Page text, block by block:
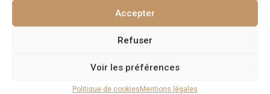
Accepter
Refuser
Voir les préférences
Politique de cookies Mentions légales
Article 9 — Droit de rétractation
Conformément aux articles L.221-18 et suivants